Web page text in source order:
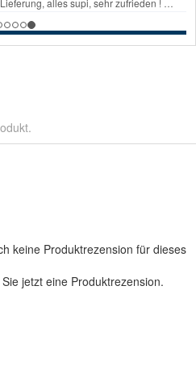
keine Produktrezension für dieses
jetzt eine Produktrezension.